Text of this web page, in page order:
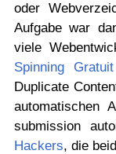
oder
Aufgabe war
viele
Spinning Gratuit
Duplicate
automatischen
submission
Hackers, die